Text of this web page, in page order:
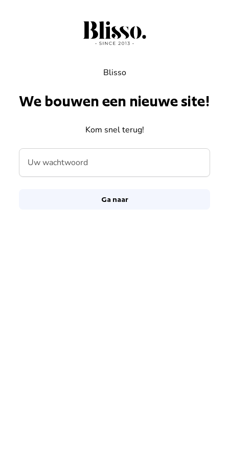
Blisso
We bouwen een nieuwe site!
Kom snel terug!
Uw wachtwoord
Ga naar